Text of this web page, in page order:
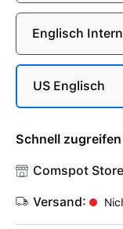
Englisch
US Englisch
Schnell zugreifen
Comspot Store
Versand: